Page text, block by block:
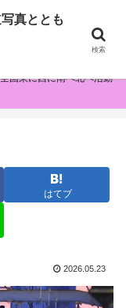
とともに！
国東に西に南へ北へ活動
はてブ
2026.05.23
真ととも
検索